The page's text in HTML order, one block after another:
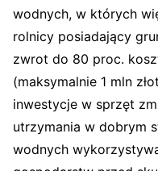
wodnych, w których
rolnicy posiadający
zwrot do 80 proc.
(maksymalnie 1 mln
inwestycje w sprzęt
utrzymania w dobrym
wodnych